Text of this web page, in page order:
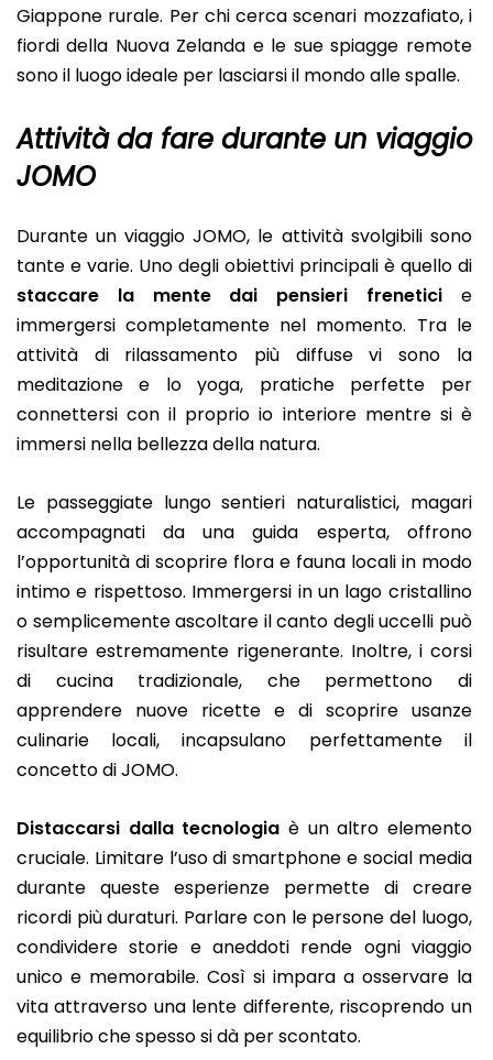
Giappone rurale. Per chi cerca scenari mozzafiato, i
fiordi della Nuova Zelanda e le sue spiagge remote
sono il luogo ideale per lasciarsi il mondo alle spalle.
Attività da fare durante un viaggio
JOMO
Durante un viaggio JOMO, le attività svolgibili sono
tante e varie. Uno degli obiettivi principali è quello di
staccare la mente dai pensieri frenetici e
immergersi completamente nel momento. Tra le
attività di rilassamento più diffuse vi sono la
meditazione e lo yoga, pratiche perfette per
connettersi con il proprio io interiore mentre si è
immersi nella bellezza della natura.
Le passeggiate lungo sentieri naturalistici, magari
accompagnati da una guida esperta, offrono
l’opportunità di scoprire flora e fauna locali in modo
intimo e rispettoso. Immergersi in un lago cristallino
o semplicemente ascoltare il canto degli uccelli può
risultare estremamente rigenerante. Inoltre, i corsi
di cucina tradizionale, che permettono di
apprendere nuove ricette e di scoprire usanze
culinarie locali, incapsulano perfettamente il
concetto di JOMO.
Distaccarsi dalla tecnologia è un altro elemento
cruciale. Limitare l’uso di smartphone e social media
durante queste esperienze permette di creare
ricordi più duraturi. Parlare con le persone del luogo,
condividere storie e aneddoti rende ogni viaggio
unico e memorabile. Così si impara a osservare la
vita attraverso una lente differente, riscoprendo un
equilibrio che spesso si dà per scontato.